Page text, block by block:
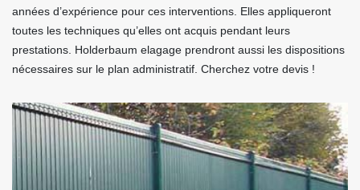
années d’expérience pour ces interventions. Elles appliqueront
toutes les techniques qu’elles ont acquis pendant leurs
prestations. Holderbaum elagage prendront aussi les dispositions
nécessaires sur le plan administratif. Cherchez votre devis !